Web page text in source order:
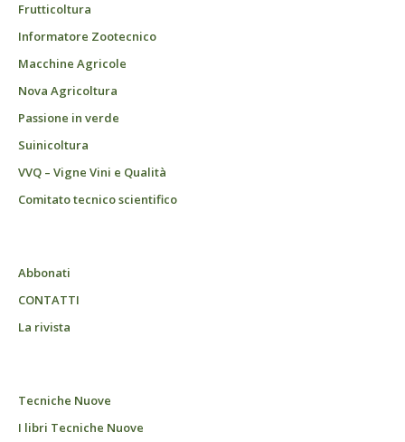
Frutticoltura
Informatore Zootecnico
Macchine Agricole
Nova Agricoltura
Passione in verde
Suinicoltura
VVQ – Vigne Vini e Qualità
Comitato tecnico scientifico
Abbonati
CONTATTI
La rivista
Tecniche Nuove
I libri Tecniche Nuove